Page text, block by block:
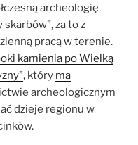
archeologię
za to z
pracą w terenie.
kamienia po Wielką
, który ma
archeologicznym
dzieje regionu w